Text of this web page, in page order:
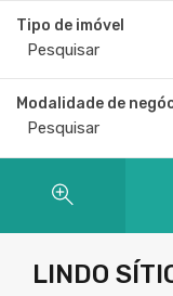
Tipo de imóvel
Modalidade de
LINDO